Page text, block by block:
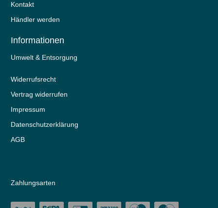
Kontakt
Händler werden
Informationen
Umwelt & Entsorgung
Widerrufs­recht
Vertrag widerrufen
Impressum
Daten­schutz­erklärung
AGB
Zahlungsarten